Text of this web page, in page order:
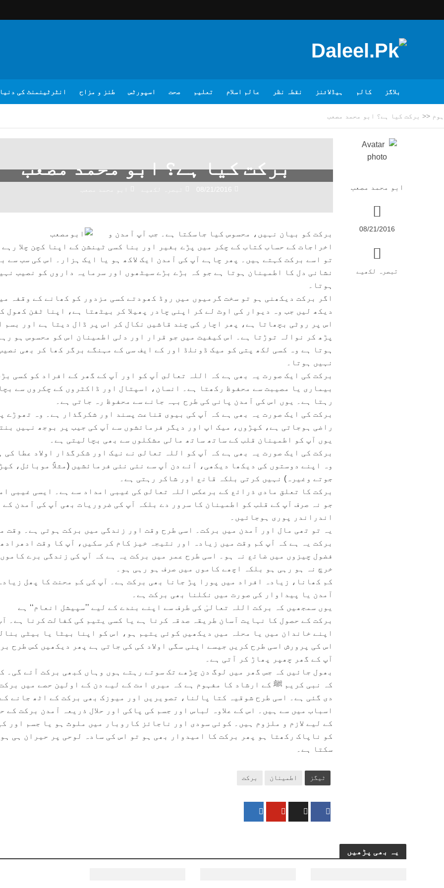
بلاگز کالم ہیڈلائنز نقطہ نظر عالم اسلام تعلیم صحت اسپورٹس طنز و مزاح انٹرٹینمنٹ کی دنیا
ہوم << برکت کیا ہے؟ ابو محمد مصعب
ابو محمد مصعب
08/21/2016
تبصرہ لکھیے
برکت کیا ہے؟ ابو محمد مصعب
08/21/2016 ابو محمد مصعب
برکت کو بیان نہیں، محسوس کیا جاسکتا ہے۔ جب آپ آمدن و
اخراجات کے حساب کتاب کے چکر میں پڑے بغیر اور بنا کسی ٹینشن کے اپنا کچن چلا رہے
تو اسے برکت کہتے ہیں۔ پھر چاہے آپ کی آمدن ایک لاکھ ہو یا ایک ہزار۔ اس کی سب سے
نشانی دل کا اطمینان ہوتا ہے جو کہ بڑے بڑے سیٹھوں اور سرمایہ داروں کو نصیب
ہوتا۔
اگر برکت دیکھنی ہو تو سخت گرمیوں میں روڈ کھودتے کسی مزدور کو کھانے کے وقفہ
دیکھ لیں جب وہ دیوار کی اوٹ لے کر اپنی چادر پھیلا کر بیٹھتا ہے، اپنا ٹفن کھول
اس پر روٹی بچھاتا ہے، پھر اچار کی چند قاشیں نکال کر اس پر ڈال دیتا ہے اور بسم
پڑھ کر نوالہ توڑتا ہے۔ اس کیفیت میں جو قرار اور دلی اطمینان اس کو محسوس ہو
ہوتا ہے وہ کسی لکھ پتی کو میک ڈونلڈ اور کے ایف سی کے مہنگے برگر کھا کر بھی
نہیں ہوتا۔
برکت کی ایک صورت یہ بھی ہے کہ اللہ تعالى آپ کو اور آپ کے گھر کے افراد کو کسی
بیماری یا مصیبت سے محفوظ رکھتا ہے۔ انسان، اسپتال اور ڈاکٹروں کے چکروں سے بچا
رہتا ہے۔ یوں اس کی آمدن پانی کی طرح بہہ جانے سے محفوظ رہ جاتی ہے۔
برکت کی ایک صورت یہ بھی ہے کہ آپ کی بیوی قناعت پسند اور شکرگذار ہے۔ وہ تھوڑے
راضی ہوجاتی ہے، کپڑوں، میک اپ اور دیگر فرمائشوں سے آپ کی جیب پر بوجھ نہیں
یوں آپ کو اطمینان قلب کے ساتھ ساتھ مالی مشکلوں سے بھی بچالیتی ہے۔
برکت کی ایک صورت یہ بھی ہے کہ آپ کو اللہ تعالى نے نیک اور شکرگذار اولاد عطا کی
وہ اپنے دوستوں کی دیکھا دیکھی، آئے دن آپ سے نئی نئی فرمائشیں (مثلاً موبائل،
جوتے وغیرہ) نہیں کرتی بلکہ قانع اور شاکر رہتی ہے۔
برکت کا تعلق مادی ذرائع کے برعکس اللہ تعالى کی غیبی امداد سے ہے۔ ایسی غیبی
جو نہ صرف آپ کے قلب کو اطمینان کا سرور دے بلکہ آپ کی ضروریات بھی آپ کی آمدن کے
اندراندر پوری ہوجائیں۔
یہ تو تھی مال اور آمدن میں برکت۔ اسی طرح وقت اور زندگی میں برکت ہوتی ہے۔ وقت
برکت یہ ہے کہ آپ کم وقت میں زیادہ اور نتیجہ خیز کام کر سكيں، آپ کا وقت
فضول چیزوں میں ضائع نہ ہو۔ اسی طرح عمر میں برکت یہ ہے کہ آپ کی زندگی برے
خرچ نہ ہو رہی ہو بلکہ اچھے کاموں میں صرف ہو رہی ہو۔
کم کھانا، زیادہ افراد میں پورا پڑ جانا بھی برکت ہے۔ آپ کی کم محنت کا پھل زیادہ
آمدن یا پیداوار کی صورت میں نکلنا بھی برکت ہے۔
یوں سمجھیں کہ برکت اللہ تعالیٰ کی طرف سے اپنے بندے کے لیے ’’سپيشل انعام‘‘ ہے
برکت کے حصول کا نہایت آسان طریقہ صدقہ کرنا ہے یا کسی یتیم کی کفالت کرنا ہے۔
اپنے خاندان میں یا محلہ میں دیکھیں کوئی یتیم ہو، اس کو اپنا بیٹا یا بیٹی
اس کی پرورش اسی طرح کریں جیسے اپنی سگی اولاد کی کی جاتی ہے پھر دیکھیں کس طرح
آپ کے گھر چھپر پھاڑ کر آتی ہے۔
بھول جائیں کہ جس گھر میں لوگ دن چڑھے تک سوتے رہتے ہوں وہاں کبھی برکت آئے گی۔
کہ نبی كريم ﷺ کے ارشاد کا مفہوم ہے کہ میری امت کے لیے دن کے اولین حصے میں
دی گئی ہے۔ اسی طرح شوقیہ کتا پالنا، تصویریں اور میوزک بھی برکت کے اٹھ جانے کے
اسباب میں سے ہیں۔ اس کے علاوہ لباس اور جسم کی پاکی اور حلال ذریعہ آمدن برکت کے
کے لیے لازم و ملزوم ہیں۔ کوئی سودی اور ناجائز کاروبار میں ملوث ہو یا جسم اور
کو ناپاک رکھتا ہو پھر برکت کا امیدوار بھی ہو تو اس کی سادہ لوحی پر حیران ہی
سکتا ہے۔
ٹیگز اطمینان برکت
یہ بھی پڑھیں